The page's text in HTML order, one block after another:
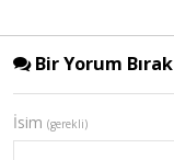
Bir Yorum Bırak
İsim (gerekli)